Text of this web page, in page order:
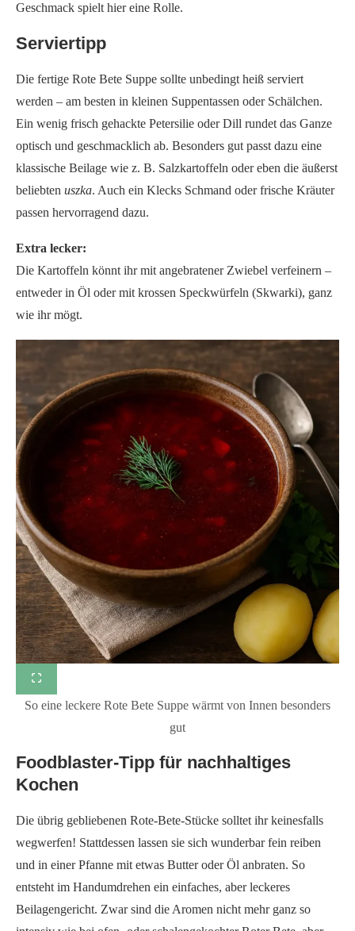
Geschmack spielt hier eine Rolle.
Serviertipp
Die fertige Rote Bete Suppe sollte unbedingt heiß serviert
werden – am besten in kleinen Suppentassen oder Schälchen.
Ein wenig frisch gehackte Petersilie oder Dill rundet das Ganze
optisch und geschmacklich ab. Besonders gut passt dazu eine
klassische Beilage wie z. B. Salzkartoffeln oder eben die äußerst
beliebten uszka. Auch ein Klecks Schmand oder frische Kräuter
passen hervorragend dazu.
Extra lecker:
Die Kartoffeln könnt ihr mit angebratener Zwiebel verfeinern –
entweder in Öl oder mit krossen Speckwürfeln (Skwarki), ganz
wie ihr mögt.
So eine leckere Rote Bete Suppe wärmt von Innen besonders
gut
Foodblaster-Tipp für nachhaltiges
Kochen
Die übrig gebliebenen Rote-Bete-Stücke solltet ihr keinesfalls
wegwerfen! Stattdessen lassen sie sich wunderbar fein reiben
und in einer Pfanne mit etwas Butter oder Öl anbraten. So
entsteht im Handumdrehen ein einfaches, aber leckeres
Beilagengericht. Zwar sind die Aromen nicht mehr ganz so